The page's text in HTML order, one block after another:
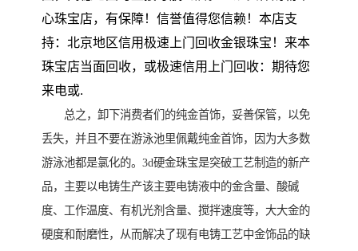
心珠宝店，有保障！信誉值得您信赖！本店支
持：北京地区信用极速上门回收金银珠宝！来本
珠宝店当面回收，或极速信用上门回收：期待您
来电或.
总之，卸下消费者们的纯金首饰，妥善保管，以免
丢失，并且不要在游泳池里佩戴纯金首饰，因为大多数
游泳池都是氯化的。3d硬金珠宝是突破工艺制造的新产
品，主要以电铸生产该主要电铸液中的金含量、酸碱
度、工作温度、有机光剂含量、搅拌速度等，大大金的
硬度和耐磨性，从而解决了现有电铸工艺中金饰品的缺